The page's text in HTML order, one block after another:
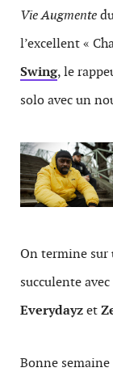
Vie Augmente
l’excellent «
Swing, le
solo avec un
On termine sur
succulente
Everydayzet
Bonne semaine